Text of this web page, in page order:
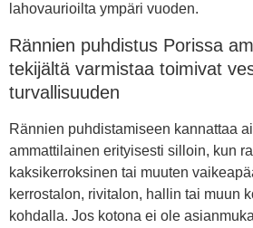
lahovaurioilta ympäri vuoden.
Rännien puhdistus Porissa
tekijältä varmistaa toimivat
turvallisuuden
Rännien puhdistamiseen kannattaa
ammattilainen erityisesti silloin, kun
kaksikerroksinen tai muuten
kerrostalon, rivitalon, hallin tai muun
kohdalla. Jos kotona ei ole